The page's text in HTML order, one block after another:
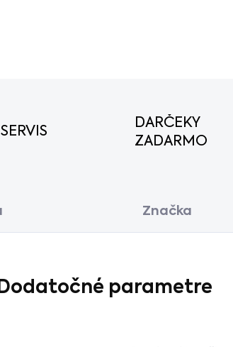
DARČEKY
ZADARMO
Značka
Dodatočné parametre